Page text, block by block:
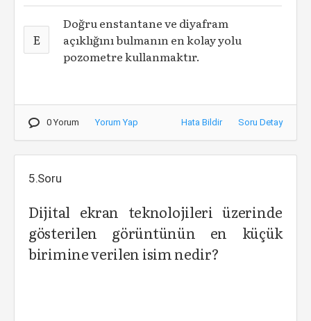
E
Doğru enstantane ve diyafram
açıklığını bulmanın en kolay yolu
pozometre kullanmaktır.
0 Yorum Yorum Yap Hata Bildir Soru Detay
5.Soru
Dijital ekran tekno­lojileri üzerinde
gösterilen görüntünün en küçük
birimine verilen isim nedir?